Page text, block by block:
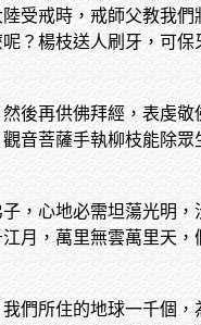
受戒時，戒師父教我
？楊枝送人刷牙，可
後再供佛拜經，表虔
音菩薩手執柳枝能除
，心地必需坦蕩光明，
月，萬里無雲萬里天，
們所住的地球一千個